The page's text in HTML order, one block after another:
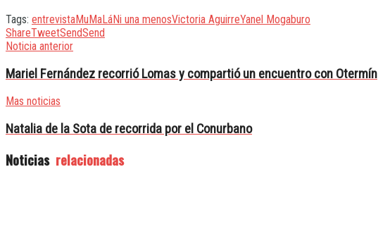
Tags: entrevistaMuMaLáNi una menosVictoria AguirreYanel Mogaburo
ShareTweetSendSend
Noticia anterior
Mariel Fernández recorrió Lomas y compartió un encuentro con Otermín
Mas noticias
Natalia de la Sota de recorrida por el Conurbano
Noticias relacionadas